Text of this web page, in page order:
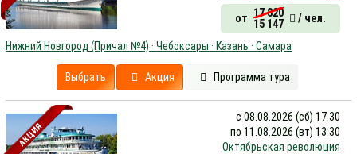
от 17 820
15 147
/ чел.
Нижний Новгород (Причал №4) · Чебоксары · Казань · Самара
Выбрать Акция Программа тура
АКЦИЯ
с 08.08.2026 (сб) 17:30
по 11.08.2026 (вт) 13:30
Октябрьская революция